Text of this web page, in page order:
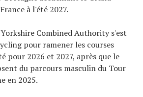
à l'été 2027.
Combined Authority s'est
pour ramener les courses
pour 2026 et 2027, après que le
du parcours masculin du Tour
en 2025.